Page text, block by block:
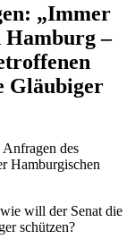
„Immer
Hamburg –
Gläubiger
des
Hamburgischen
will der Senat die
schützen?